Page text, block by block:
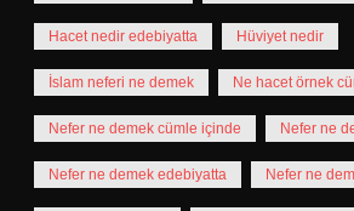
Hacet nedir edebiyatta Hüviyet nedir
İslam neferi ne demek Ne hacet örnek
Nefer ne demek cümle içinde Nefer ne
Nefer ne demek edebiyatta Nefer ne